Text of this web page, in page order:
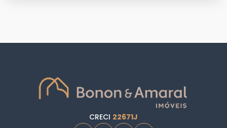
CRECI 22671J